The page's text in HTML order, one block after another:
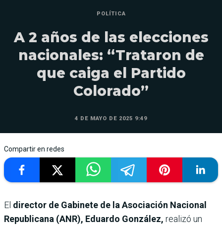
POLÍTICA
A 2 años de las elecciones
nacionales: “Trataron de
que caiga el Partido
Colorado”
4 DE MAYO DE 2025 9:49
Compartir en redes
El director de Gabinete de la Asociación Nacional
Republicana (ANR), Eduardo González, realizó un